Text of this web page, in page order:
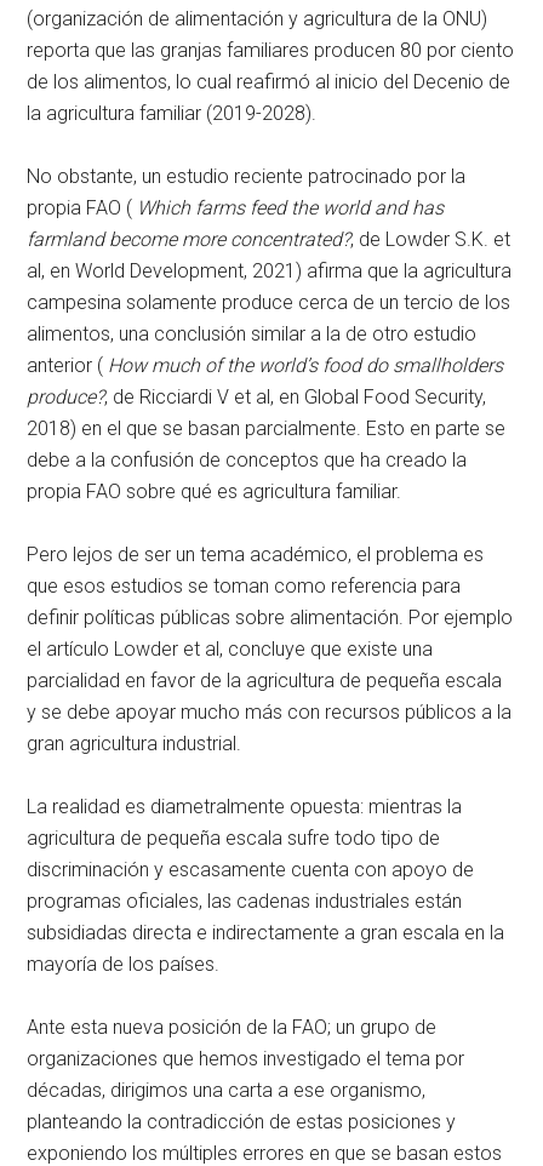
(organización de alimentación y agricultura de la ONU)
reporta que las granjas familiares producen 80 por ciento
de los alimentos, lo cual reafirmó al inicio del Decenio de
la agricultura familiar (2019-2028).
No obstante, un estudio reciente patrocinado por la
propia FAO ( Which farms feed the world and has
farmland become more concentrated?, de Lowder S.K. et
al, en World Development, 2021) afirma que la agricultura
campesina solamente produce cerca de un tercio de los
alimentos, una conclusión similar a la de otro estudio
anterior ( How much of the world’s food do smallholders
produce?, de Ricciardi V et al, en Global Food Security,
2018) en el que se basan parcialmente. Esto en parte se
debe a la confusión de conceptos que ha creado la
propia FAO sobre qué es agricultura familiar.
Pero lejos de ser un tema académico, el problema es
que esos estudios se toman como referencia para
definir políticas públicas sobre alimentación. Por ejemplo
el artículo Lowder et al, concluye que existe una
parcialidad en favor de la agricultura de pequeña escala
y se debe apoyar mucho más con recursos públicos a la
gran agricultura industrial.
La realidad es diametralmente opuesta: mientras la
agricultura de pequeña escala sufre todo tipo de
discriminación y escasamente cuenta con apoyo de
programas oficiales, las cadenas industriales están
subsidiadas directa e indirectamente a gran escala en la
mayoría de los países.
Ante esta nueva posición de la FAO; un grupo de
organizaciones que hemos investigado el tema por
décadas, dirigimos una carta a ese organismo,
planteando la contradicción de estas posiciones y
exponiendo los múltiples errores en que se basan estos